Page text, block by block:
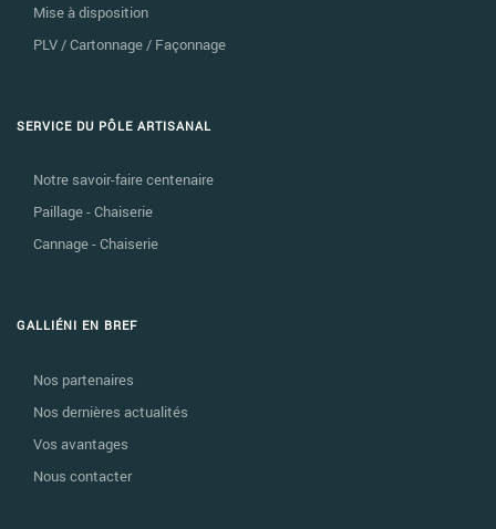
Mise à disposition
PLV / Cartonnage / Façonnage
SERVICE DU PÔLE ARTISANAL
Notre savoir-faire centenaire
Paillage - Chaiserie
Cannage - Chaiserie
GALLIÉNI EN BREF
Nos partenaires
Nos dernières actualités
Vos avantages
Nous contacter